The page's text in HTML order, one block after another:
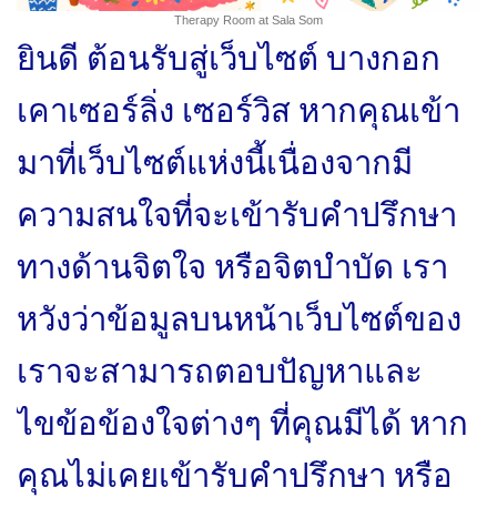
Therapy Room at Sala Som
ยินดี ต้อนรับสู่เว็บไซต์ บางกอก
เคาเซอร์ลิ่ง เซอร์วิส หากคุณเข้า
มาที่เว็บไซต์แห่งนี้เนื่องจากมี
ความสนใจที่จะเข้ารับคำปรึกษา
ทางด้านจิตใจ หรือจิตบำบัด เรา
หวังว่าข้อมูลบนหน้าเว็บไซต์ของ
เราจะสามารถตอบปัญหาและ
ไขข้อข้องใจต่างๆ ที่คุณมีได้ หาก
คุณไม่เคยเข้ารับคำปรึกษา หรือ